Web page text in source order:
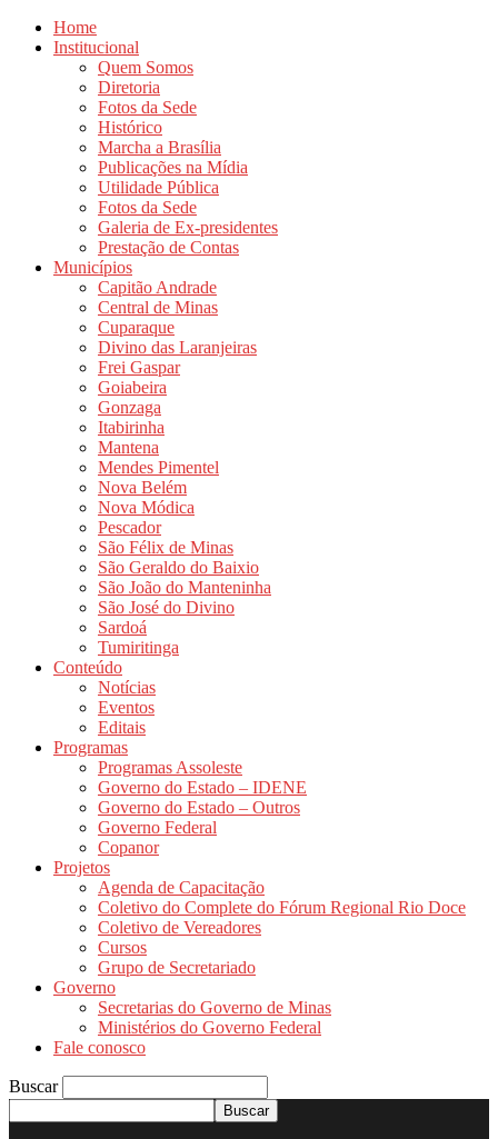
Home
Institucional
Quem Somos
Diretoria
Fotos da Sede
Histórico
Marcha a Brasília
Publicações na Mídia
Utilidade Pública
Fotos da Sede
Galeria de Ex-presidentes
Prestação de Contas
Municípios
Capitão Andrade
Central de Minas
Cuparaque
Divino das Laranjeiras
Frei Gaspar
Goiabeira
Gonzaga
Itabirinha
Mantena
Mendes Pimentel
Nova Belém
Nova Módica
Pescador
São Félix de Minas
São Geraldo do Baixio
São João do Manteninha
São José do Divino
Sardoá
Tumiritinga
Conteúdo
Notícias
Eventos
Editais
Programas
Programas Assoleste
Governo do Estado – IDENE
Governo do Estado – Outros
Governo Federal
Copanor
Projetos
Agenda de Capacitação
Coletivo do Complete do Fórum Regional Rio Doce
Coletivo de Vereadores
Cursos
Grupo de Secretariado
Governo
Secretarias do Governo de Minas
Ministérios do Governo Federal
Fale conosco
Buscar